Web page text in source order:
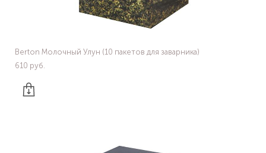
Berton Молочный Улун (10 пакетов для заварника)
610 pуб.